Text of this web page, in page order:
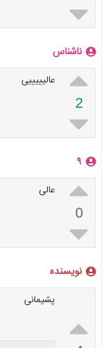

ناشناس

2

عالیییییی
۹

0

عالی
نویسنده

پشیمانی